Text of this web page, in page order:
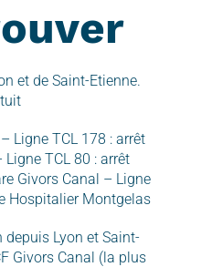
et de Saint-Etienne.
Ligne TCL 178 : arrêt
TCL 80 : arrêt
Givors Canal – Ligne
Hospitalier Montgelas
depuis Lyon et Saint-
Givors Canal (la plus